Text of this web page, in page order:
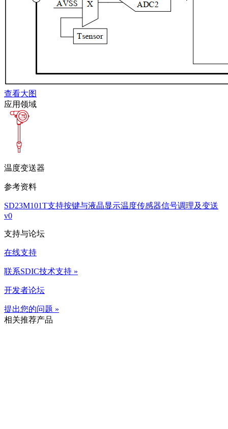
查看大图
应用领域
温度变送器
参考资料
SD23M101T支持按键与液晶显示温度传感器信号调理及变送
v0
支持与论坛
在线支持
联系SDIC技术支持 »
开发者论坛
提出您的问题 »
相关推荐产品